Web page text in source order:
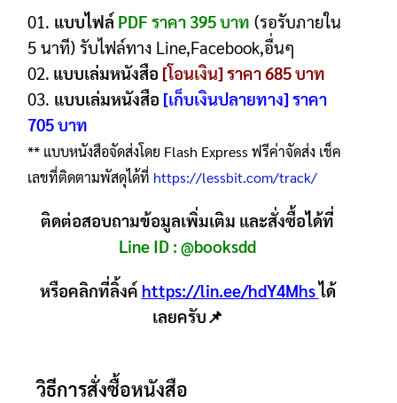
01. แบบไฟล์ PDF ราคา 395 บาท (รอรับภายใน
5 นาที) รับไฟล์ทาง Line,Facebook,อื่นๆ
02. แบบเล่มหนังสือ [โอนเงิน] ราคา 685 บาท
03. แบบเล่มหนังสือ [เก็บเงินปลายทาง] ราคา
705 บาท
** แบบหนังสือจัดส่งโดย Flash Express ฟรีค่าจัดส่ง เช็ค
เลขที่ติดตามพัสดุได้ที่ https://lessbit.com/track/
ติดต่อสอบถามข้อมูลเพิ่มเติม และสั่งซื้อได้ที่
Line ID :@booksdd
หรือคลิกที่ลิ้งค์ https://lin.ee/hdY4Mhsได้
เลยครับ📌
วิธีการสั่งซื้อหนังสือ